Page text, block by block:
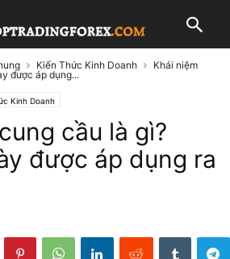
Kiến Thức Kinh Doanh
Khái niệm
được áp dụng...
Kinh Doanh
cầu là gì?
được áp dụng ra